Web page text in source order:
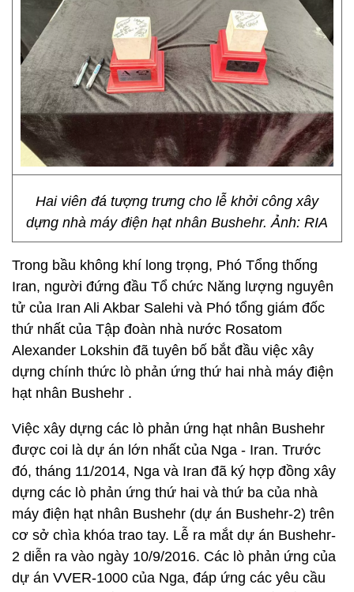
Hai viên đá tượng trưng cho lễ khởi công xây
dựng nhà máy điện hạt nhân Bushehr. Ảnh: RIA
Trong bầu không khí long trọng, Phó Tổng thống
Iran, người đứng đầu Tổ chức Năng lượng nguyên
tử của Iran Ali Akbar Salehi và Phó tổng giám đốc
thứ nhất của Tập đoàn nhà nước Rosatom
Alexander Lokshin đã tuyên bố bắt đầu việc xây
dựng chính thức lò phản ứng thứ hai nhà máy điện
hạt nhân Bushehr .
Việc xây dựng các lò phản ứng hạt nhân Bushehr
được coi là dự án lớn nhất của Nga - Iran. Trước
đó, tháng 11/2014, Nga và Iran đã ký hợp đồng xây
dựng các lò phản ứng thứ hai và thứ ba của nhà
máy điện hạt nhân Bushehr (dự án Bushehr-2) trên
cơ sở chìa khóa trao tay. Lễ ra mắt dự án Bushehr-
2 diễn ra vào ngày 10/9/2016. Các lò phản ứng của
dự án VVER-1000 của Nga, đáp ứng các yêu cầu